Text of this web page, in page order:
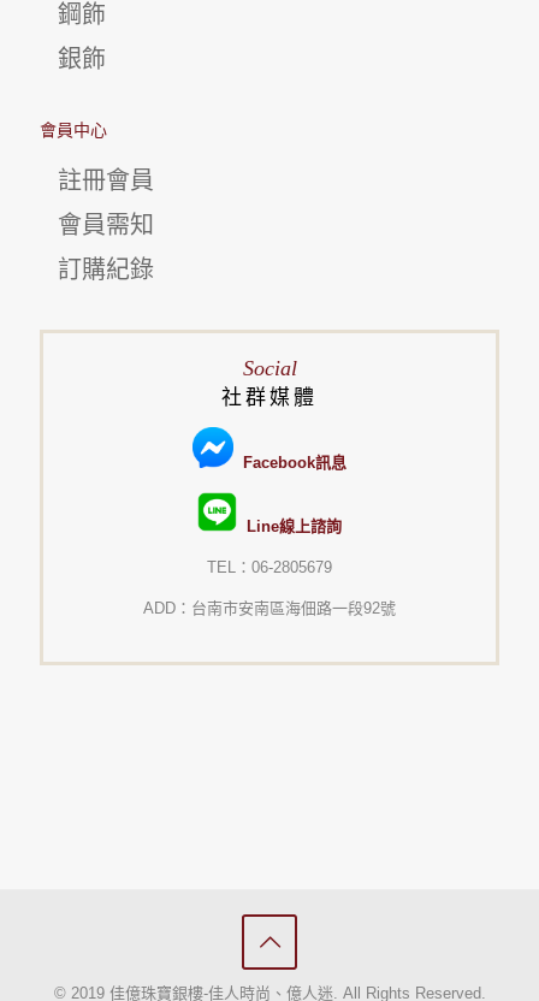
鋼飾
銀飾
會員中心
註冊會員
會員需知
訂購紀錄
Social
社群媒體
Facebook訊息
Line線上諮詢
TEL：06-2805679
ADD：台南市安南區海佃路一段92號
© 2019 佳億珠寶銀樓-佳人時尚、億人迷. All Rights Reserved.